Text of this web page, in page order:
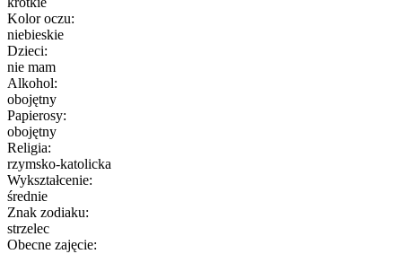
Kolor oczu:
niebieskie
Dzieci:
nie mam
Alkohol:
obojętny
Papierosy:
obojętny
Religia:
rzymsko-katolicka
Wykształcenie:
średnie
Znak zodiaku:
strzelec
Obecne zajęcie: